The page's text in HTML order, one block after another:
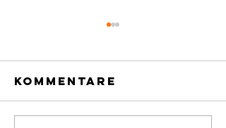
Kommentare